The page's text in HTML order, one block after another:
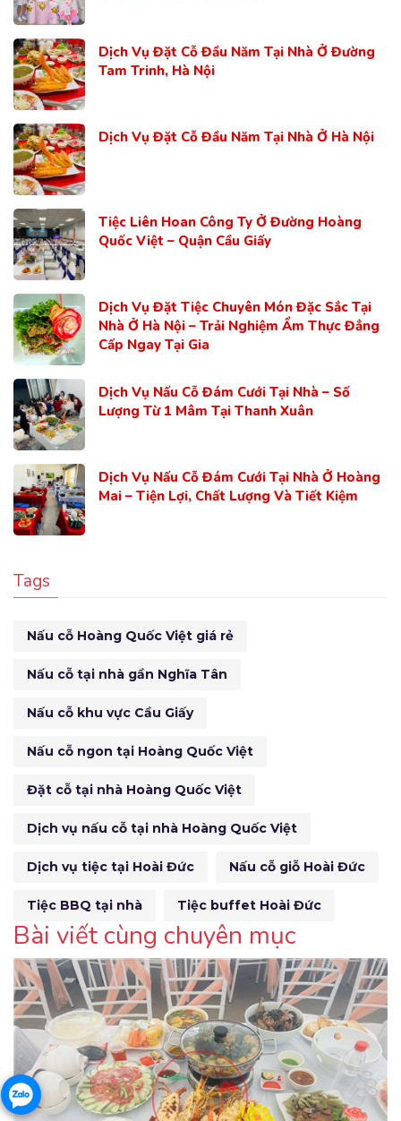
Dịch Vụ Đặt Cỗ Đầu Năm Tại Nhà Ở Đường
Tam Trinh, Hà Nội
Dịch Vụ Đặt Cỗ Đầu Năm Tại Nhà Ở Hà Nội
Tiệc Liên Hoan Công Ty Ở Đường Hoàng
Quốc Việt – Quận Cầu Giấy
Dịch Vụ Đặt Tiệc Chuyên Món Đặc Sắc Tại
Nhà Ở Hà Nội – Trải Nghiệm Ẩm Thực Đẳng
Cấp Ngay Tại Gia
Dịch Vụ Nấu Cỗ Đám Cưới Tại Nhà – Số
Lượng Từ 1 Mâm Tại Thanh Xuân
Dịch Vụ Nấu Cỗ Đám Cưới Tại Nhà Ở Hoàng
Mai – Tiện Lợi, Chất Lượng Và Tiết Kiệm
Tags
Nấu cỗ Hoàng Quốc Việt giá rẻ
Nấu cỗ tại nhà gần Nghĩa Tân
Nấu cỗ khu vực Cầu Giấy
Nấu cỗ ngon tại Hoàng Quốc Việt
Đặt cỗ tại nhà Hoàng Quốc Việt
Dịch vụ nấu cỗ tại nhà Hoàng Quốc Việt
Dịch vụ tiệc tại Hoài Đức Nấu cỗ giỗ Hoài Đức
Tiệc BBQ tại nhà Tiệc buffet Hoài Đức
Bài viết cùng chuyên mục